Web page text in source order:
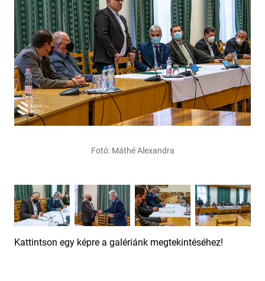
Fotó: Máthé Alexandra
Kattintson egy képre a galériánk megtekintéséhez!